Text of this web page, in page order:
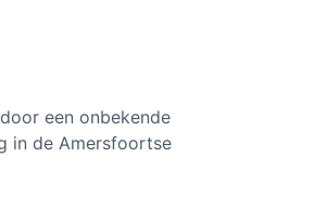
een onbekende
in de Amersfoortse